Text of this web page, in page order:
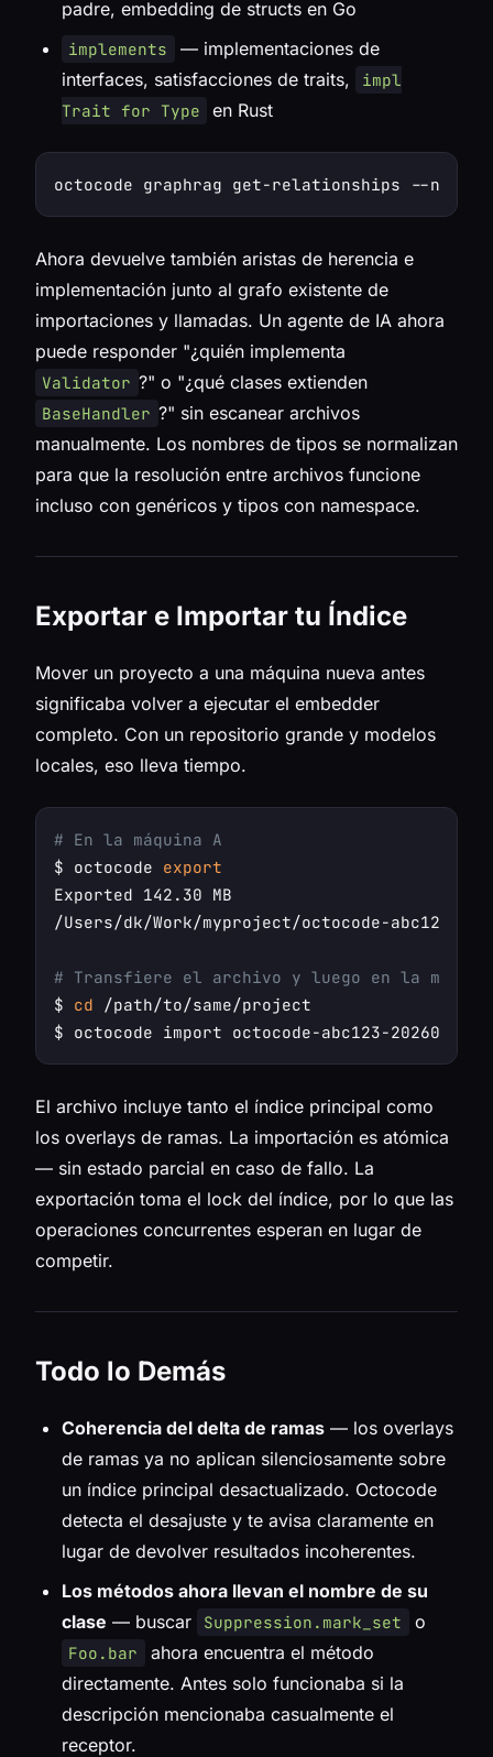
padre, embedding de structs en Go
implements
— implementaciones de
interfaces, satisfacciones de traits,
impl
Trait for Type
en Rust
Ahora devuelve también aristas de herencia e
implementación junto al grafo existente de
importaciones y llamadas. Un agente de IA ahora
puede responder "¿quién implementa
Validator ?" o "¿qué clases extienden
BaseHandler ?" sin escanear archivos
manualmente. Los nombres de tipos se normalizan
para que la resolución entre archivos funcione
incluso con genéricos y tipos con namespace.
Exportar e Importar tu Índice
Mover un proyecto a una máquina nueva antes
significaba volver a ejecutar el embedder
completo. Con un repositorio grande y modelos
locales, eso lleva tiempo.
# En la máquina A
$ octocode export
Exported 142.30 MB
/Users/dk/Work/myproject/octocode-abc123-
# Transfiere el archivo y luego en la
$ cd /path/to/same/project
El archivo incluye tanto el índice principal como
los overlays de ramas. La importación es atómica
— sin estado parcial en caso de fallo. La
exportación toma el lock del índice, por lo que las
operaciones concurrentes esperan en lugar de
competir.
Todo lo Demás
Coherencia del delta de ramas — los overlays
de ramas ya no aplican silenciosamente sobre
un índice principal desactualizado. Octocode
detecta el desajuste y te avisa claramente en
lugar de devolver resultados incoherentes.
Los métodos ahora llevan el nombre de su
clase — buscar Suppression.mark_set o
Foo.bar
ahora encuentra el método
directamente. Antes solo funcionaba si la
descripción mencionaba casualmente el
receptor.